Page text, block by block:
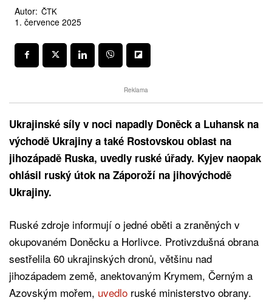
Autor: ČTK
1. července 2025
Reklama
Ukrajinské síly v noci napadly Doněck a Luhansk na
východě Ukrajiny a také Rostovskou oblast na
jihozápadě Ruska, uvedly ruské úřady. Kyjev naopak
ohlásil ruský útok na Záporoží na jihovýchodě
Ukrajiny.
Ruské zdroje informují o jedné oběti a zraněných v
okupovaném Doněcku a Horlivce. Protivzdušná obrana
sestřelila 60 ukrajinských dronů, většinu nad
jihozápadem země, anektovaným Krymem, Černým a
Azovským mořem, uvedlo ruské ministerstvo obrany.